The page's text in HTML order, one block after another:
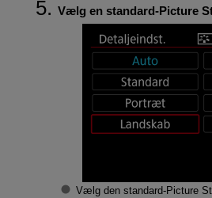
Vælg en standard-Picture
Vælg den standard-Picture